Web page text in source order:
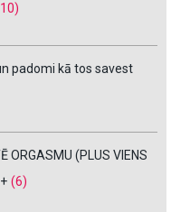
padomi kā tos savest
ORGASMU (PLUS VIENS
(6)